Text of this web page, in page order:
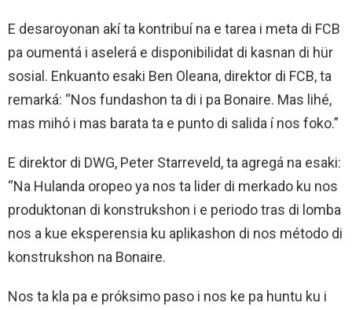
E desaroyonan akí ta kontribuí na e tarea i meta di FCB
pa oumentá i aselerá e disponibilidat di kasnan di hür
sosial. Enkuanto esaki Ben Oleana, direktor di FCB, ta
remarká: “Nos fundashon ta di i pa Bonaire. Mas lihé,
mas mihó i mas barata ta e punto di salida í nos foko.”
E direktor di DWG, Peter Starreveld, ta agregá na esaki:
“Na Hulanda oropeo ya nos ta lider di merkado ku nos
produktonan di konstrukshon i e periodo tras di lomba
nos a kue eksperensia ku aplikashon di nos método di
konstrukshon na Bonaire.
Nos ta kla pa e próksimo paso i nos ke pa huntu ku i